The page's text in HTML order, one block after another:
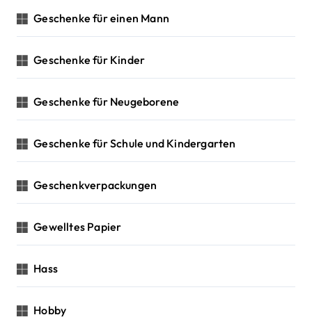
Geschenke für einen Mann
Geschenke für Kinder
Geschenke für Neugeborene
Geschenke für Schule und Kindergarten
Geschenkverpackungen
Gewelltes Papier
Hass
Hobby